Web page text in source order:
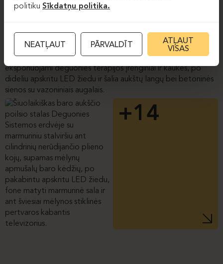
+14
politiku Sīkdatņu politika.
NEATĻAUT PĀRVALDĪT
ATĻAUT
VISAS